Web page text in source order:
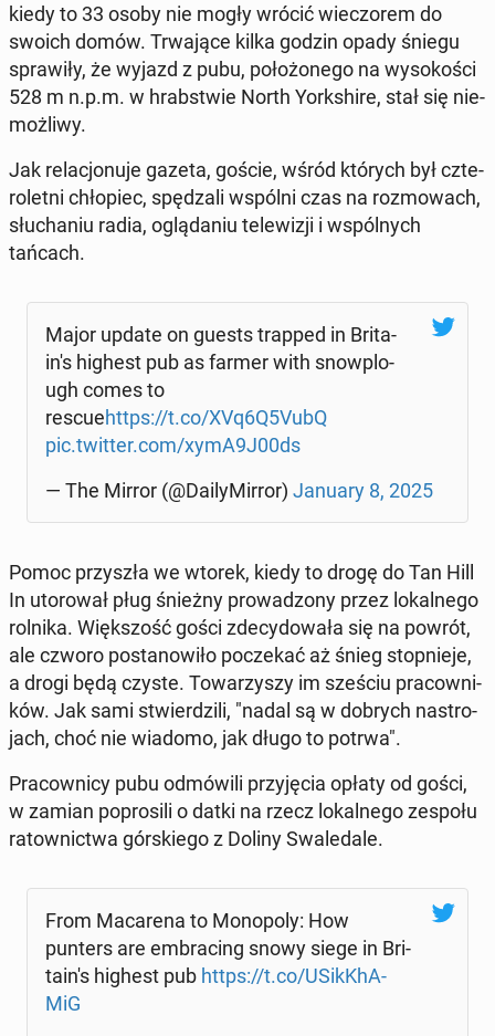
kiedy to 33 osoby nie mogły wrócić wie­czo­rem do
swoich domów. Trwa­ją­ce kilka godzin opady śniegu
spra­wi­ły, że wyjazd z pubu, po­ło­żo­ne­go na wy­so­ko­ści
528 m n.p.m. w hrab­stwie North York­shi­re, stał się nie­
moż­li­wy.
Jak re­la­cjo­nu­je gazeta, goście, wśród których był czte­
ro­let­ni chło­piec, spę­dza­li wspólni czas na roz­mo­wach,
słu­cha­niu radia, oglą­da­niu te­le­wi­zji i wspól­nych
tańcach.
Major update on guests trapped in Bri­ta­
in's highest pub as farmer with snow­plo­
ugh comes to
rescuehttps://t.co/XVq6Q5VubQ
pic.twitter.com/xymA9J00ds
— The Mirror (@Da­ily­Mir­ror) January 8, 2025
Pomoc przy­szła we wtorek, kiedy to drogę do Tan Hill
In uto­ro­wał pług śnieżny pro­wa­dzo­ny przez lo­kal­ne­go
rolnika. Więk­szość gości zde­cy­do­wa­ła się na powrót,
ale czworo po­sta­no­wi­ło po­cze­kać aż śnieg stop­nie­je,
a drogi będą czyste. To­wa­rzy­szy im sześciu pra­cow­ni­
ków. Jak sami stwier­dzi­li, "nadal są w dobrych na­stro­
jach, choć nie wiadomo, jak długo to potrwa".
Pra­cow­ni­cy pubu od­mó­wi­li przy­ję­cia opłaty od gości,
w zamian po­pro­si­li o datki na rzecz lo­kal­ne­go zespołu
ra­tow­nic­twa gór­skie­go z Doliny Swa­le­da­le.
From Ma­ca­re­na to Mo­no­po­ly: How
punters are em­bra­cing snowy siege in Bri­
ta­in's highest pub https://t.co/USik­KhA­
MiG